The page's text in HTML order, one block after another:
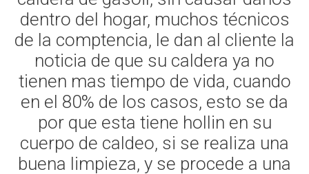
dentro del hogar, muchos técnicos
de la comptencia, le dan al cliente la
noticia de que su caldera ya no
tienen mas tiempo de vida, cuando
en el 80% de los casos, esto se da
por que esta tiene hollin en su
cuerpo de caldeo, si se realiza una
buena limpieza, y se procede a una